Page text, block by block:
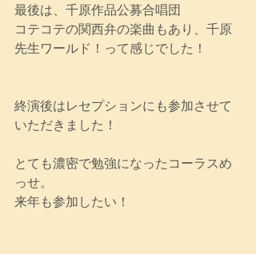
最後は、千原作品公募合唱団
コテコテの関西弁の楽曲もあり、千原
先生ワールド！って感じでした！
終演後はレセプションにも参加させて
いただきました！
とても濃密で勉強になったコーラスめ
っせ。
来年も参加したい！